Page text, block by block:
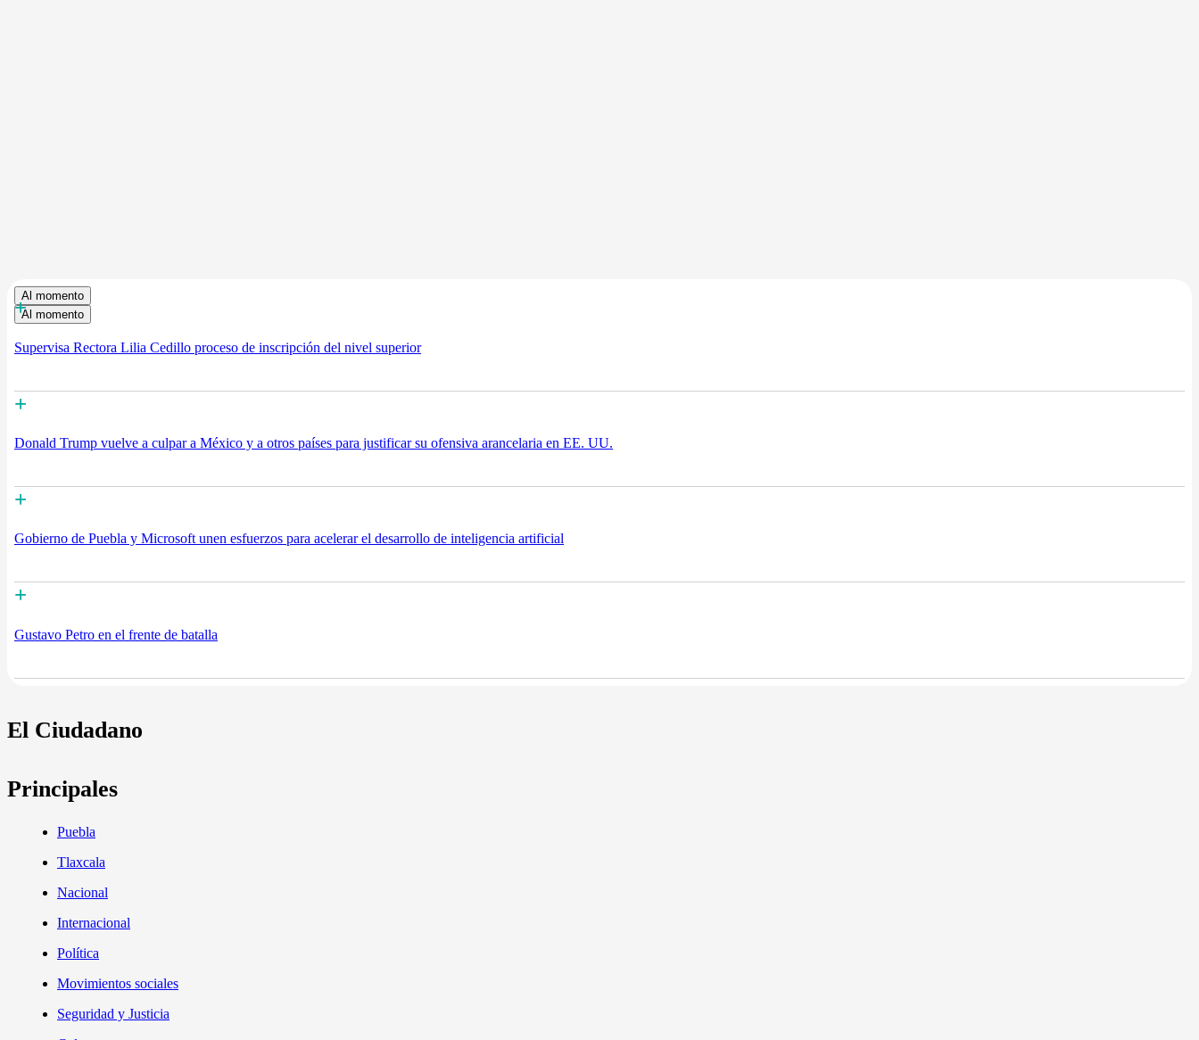
Al momento
Al momento
+
Supervisa Rectora Lilia Cedillo proceso de inscripción del nivel superior
+
Donald Trump vuelve a culpar a México y a otros países para justificar su ofensiva arancelaria en EE. UU.
+
Gobierno de Puebla y Microsoft unen esfuerzos para acelerar el desarrollo de inteligencia artificial
+
Gustavo Petro en el frente de batalla
El Ciudadano
Principales
Puebla
Tlaxcala
Nacional
Internacional
Política
Movimientos sociales
Seguridad y Justicia